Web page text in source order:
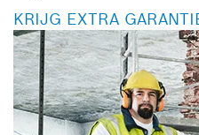
KRIJG EXTRA